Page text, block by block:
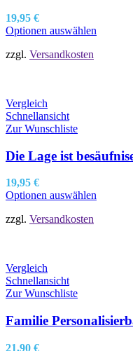
19,95 €
Optionen auswählen
zzgl. Versandkosten
Vergleich
Schnellansicht
Zur Wunschliste
Die Lage ist
19,95 €
Optionen auswählen
zzgl. Versandkosten
Vergleich
Schnellansicht
Zur Wunschliste
Familie
21,90 €